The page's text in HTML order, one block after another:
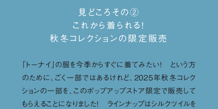
見どころその②
これから着られる！
秋冬コレクションの限定販売
「トーナイ」の服を今季からすぐに着てみたい！ という方
のために、ごく一部ではあるけれど、2025年秋冬コレク
ションの一部を、このポップアップストア限定で販売して
もらえることになりました！ ラインナップはシルクツイルを